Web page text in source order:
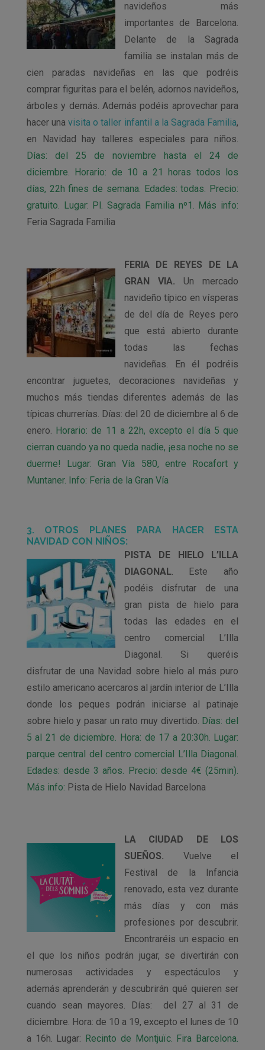
navideños más
importantes de Barcelona.
Delante de la Sagrada
familia se instalan más de
cien paradas navideñas en las que podréis
comprar figuritas para el belén, adornos navideños,
árboles y demás. Además podéis aprovechar para
hacer unavisita o taller infantil a la Sagrada Familia,
en Navidad hay talleres especiales para niños.
Días: del 25 de noviembre hasta el 24 de
diciembre. Horario: de 10 a 21 horas todos los
días, 22h fines de semana. Edades: todas. Precio:
gratuito. Lugar: Pl. Sagrada Familia nº1. Más info:
Feria Sagrada Familia
FERIA DE REYES DE LA
GRAN VIA. Un mercado
navideño típico en vísperas
de del día de Reyes pero
que está abierto durante
todas las fechas
navideñas. En él podréis
encontrar juguetes, decoraciones navideñas y
muchos más tiendas diferentes además de las
típicas churrerías. Días: del 20 de diciembre al 6 de
enero. Horario: de 11 a 22h, excepto el día 5 que
cierran cuando ya no queda nadie, ¡esa noche no se
duerme! Lugar: Gran Vía 580, entre Rocafort y
Muntaner. Info: Feria de la Gran Vía
3. OTROS PLANES PARA HACER ESTA
NAVIDAD CON NIÑOS:
PISTA DE HIELO L’ILLA
DIAGONAL. Este año
podéis disfrutar de una
gran pista de hielo para
todas las edades en el
centro comercial L’Illa
Diagonal. Si queréis
disfrutar de una Navidad sobre hielo al más puro
estilo americano acercaros al jardín interior de L’Illa
donde los peques podrán iniciarse al patinaje
sobre hielo y pasar un rato muy divertido. Días: del
5 al 21 de diciembre. Hora: de 17 a 20:30h. Lugar:
parque central del centro comercial L’Illa Diagonal.
Edades: desde 3 años. Precio: desde 4€ (25min).
Más info: Pista de Hielo Navidad Barcelona
LA CIUDAD DE LOS
SUEÑOS. Vuelve el
Festival de la Infancia
renovado, esta vez durante
más días y con más
profesiones por descubrir.
Encontraréis un espacio en
el que los niños podrán jugar, se divertirán con
numerosas actividades y espectáculos y
además aprenderán y descubrirán qué quieren ser
cuando sean mayores. Días: del 27 al 31 de
diciembre. Hora: de 10 a 19, excepto el lunes de 10
a 16h. Lugar: Recinto de Montjuïc. Fira Barcelona.